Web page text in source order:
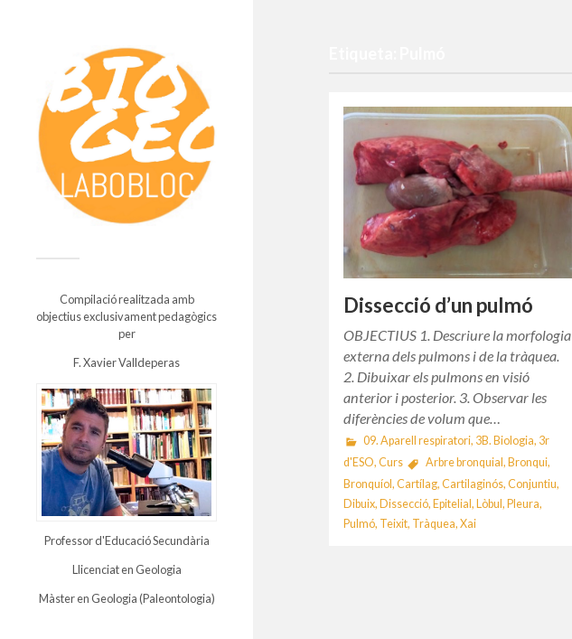
Compilació realitzada amb
objectius exclusivament pedagògics
per
F. Xavier Valldeperas
Professor d'Educació Secundària
Llicenciat en Geologia
Màster en Geologia (Paleontologia)
Dissecció d’un pulmó
OBJECTIUS 1. Descriure la morfologia
externa dels pulmons i de la tràquea.
2. Dibuixar els pulmons en visió
anterior i posterior. 3. Observar les
diferències de volum que…
09. Aparell respiratori, 3B. Biologia, 3r
d'ESO,Curs Arbre bronquial, Bronqui,
Bronquíol,Cartílag,Cartilaginós,Conjuntiu,
Dibuix,Dissecció,Epitelial,Lòbul,Pleura,
Pulmó, Teixit, Tràquea,Xai